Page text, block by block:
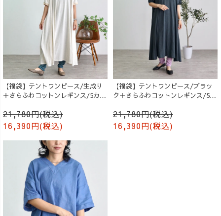
【福袋】テントワンピース/生成り
＋さらふわコットンレギンス/5カラ
21,780円(税込)
16,390円(税込)
【福袋】テントワンピース/ブラッ
ク＋さらふわコットンレギンス/5カ
21,780円(税込)
16,390円(税込)